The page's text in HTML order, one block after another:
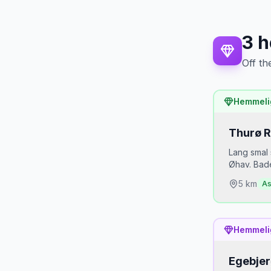
3
Off
Thurø
Lang
Øhav.
5 km
Thurø